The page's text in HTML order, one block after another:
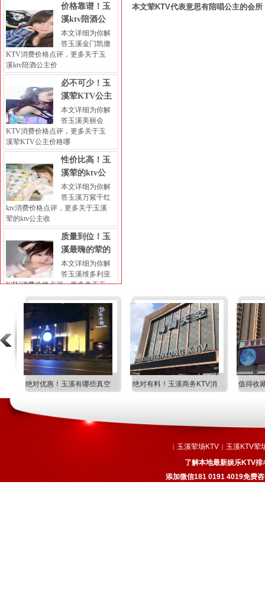
本文荤KTV代表意思有陪唱公主的会
绝对有料！玉溪商务KTV消 值得收藏！玉溪尺度比较大 娱乐服
价格靠谱！玉
溪ktv陪酒公
本文详细为你解
答玉溪金门凯撒
KTV消费价格点评，更多关于玉
溪ktv陪酒公主价
必不可少！玉
溪荤KTV公主
本文详细为你解
答玉溪美丽会
KTV消费价格点评，更多关于玉
溪荤KTV公主价格哪
性价比高！玉
溪荤的ktv公
本文详细为你解
答玉溪万紫千红
ktv消费价格点评，更多关于玉溪
荤的ktv公主收
质量到位！玉
溪最嗨的荤的
本文详细为你解
答玉溪维多利亚
KTV消费价格点评，更多关于玉
溪最嗨的荤的KTV
| 玉溪荤场KTV | 玉溪KTV荤
了解本地最新娱乐KTV
添加微信181 0191 4019免费